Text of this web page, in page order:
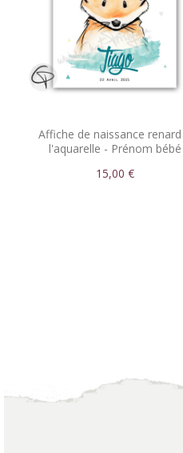
Affiche de naissance
l'aquarelle - Prénom bébé
15,00 €